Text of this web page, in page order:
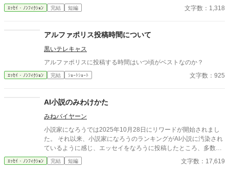
のジャンル傾向 以上を基準に比較する。 ☆どのサイトを使おうか
と色々試している時に軽く整理したメモがあり、せっかくなので
まとめたものなので短く簡単にしかまとめてないので、もっと詳
ｴｯｾｲ・ﾉﾝﾌｨｸｼｮﾝ 完結 短編 文字数：1,318
アルファポリス投稿時間について
黒いテレキャス
アルファポリスに投稿する時間はいつ頃がベストなのか？
ｴｯｾｲ・ﾉﾝﾌｨｸｼｮﾝ 完結 ｼｮｰﾄｼｮｰﾄ 文字数：925
AI小説のみわけかた
みねバイヤーン
小説家になろうでは2025年10月28日にリワードが開始されまし
た。 それ以来、小説家になろうのランキングがAI小説に汚染され
ているように感じ、エッセイをなろうに投稿したところ、多数の
反響をいただきました。 なろう民のノウハウを結集した、AI小説
のみわけかたです。 いただいたノウハウは随時更新中です。 アル
ｴｯｾｲ・ﾉﾝﾌｨｸｼｮﾝ 完結 短編 文字数：17,619